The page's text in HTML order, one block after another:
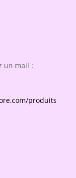
un mail :
produits